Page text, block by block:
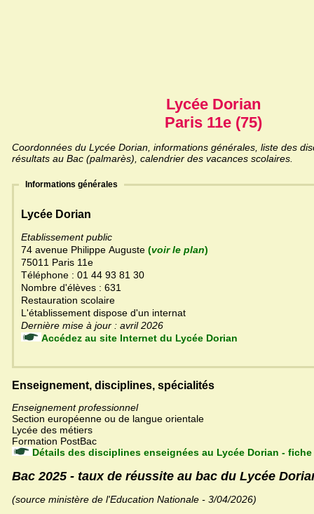
Lycée Dorian
Paris 11e (75)
Coordonnées du Lycée Dorian, informations générales, liste des
résultats au Bac (palmarès), calendrier des vacances scolaires.
Informations générales
Lycée Dorian
Etablissement public
74 avenue Philippe Auguste (voir le plan)
75011 Paris 11e
Téléphone : 01 44 93 81 30
Nombre d'élèves : 631
Restauration scolaire
L'établissement dispose d'un internat
Dernière mise à jour : avril 2026
Accédez au site Internet du Lycée Dorian
Enseignement, disciplines, spécialités
Enseignement professionnel
Section européenne ou de langue orientale
Lycée des métiers
Formation PostBac
Détails des disciplines enseignées au Lycée Dorian - fiche
Bac 2025 - taux de réussite au bac du Lycée
(source ministère de l'Education Nationale - 3/04/2026)